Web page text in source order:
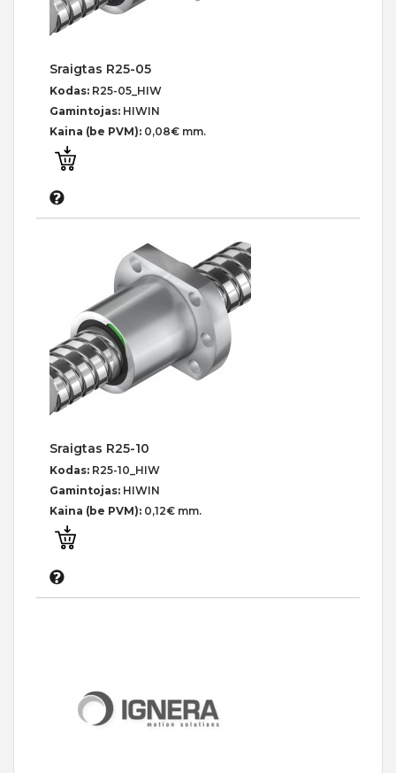
Sraigtas R25-05
Kodas: R25-05_HIW
Gamintojas: HIWIN
Kaina (be PVM): 0,08€ mm.
Sraigtas R25-10
Kodas: R25-10_HIW
Gamintojas: HIWIN
Kaina (be PVM): 0,12€ mm.